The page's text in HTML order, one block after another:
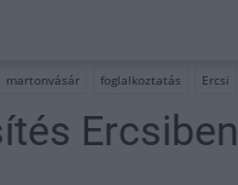
martonvásár foglalkoztatás Ercsi
Ercsiben